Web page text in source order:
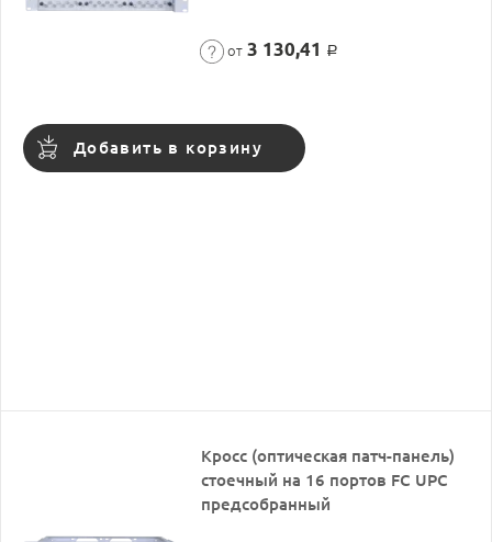
от 3 130,41 Р
Добавить в корзину
Кросс (оптическая патч-панель)
стоечный на 16 портов FC UPC
предсобранный